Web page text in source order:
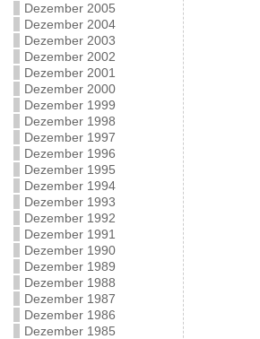
Dezember 2005
Dezember 2004
Dezember 2003
Dezember 2002
Dezember 2001
Dezember 2000
Dezember 1999
Dezember 1998
Dezember 1997
Dezember 1996
Dezember 1995
Dezember 1994
Dezember 1993
Dezember 1992
Dezember 1991
Dezember 1990
Dezember 1989
Dezember 1988
Dezember 1987
Dezember 1986
Dezember 1985